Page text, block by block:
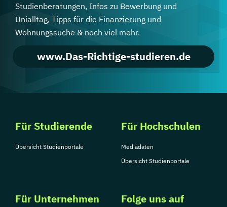
Studienberatungen, Infos zu Bewerbung und
Unialltag, Tipps für die Finanzierung und
Wohnungssuche & noch viel mehr.
www.Das-Richtige-studieren.de
Für Studierende
Übersicht Studienportale
Für Hochschulen
Mediadaten
Übersicht Studienportale
Für Unternehmen Folge uns auf